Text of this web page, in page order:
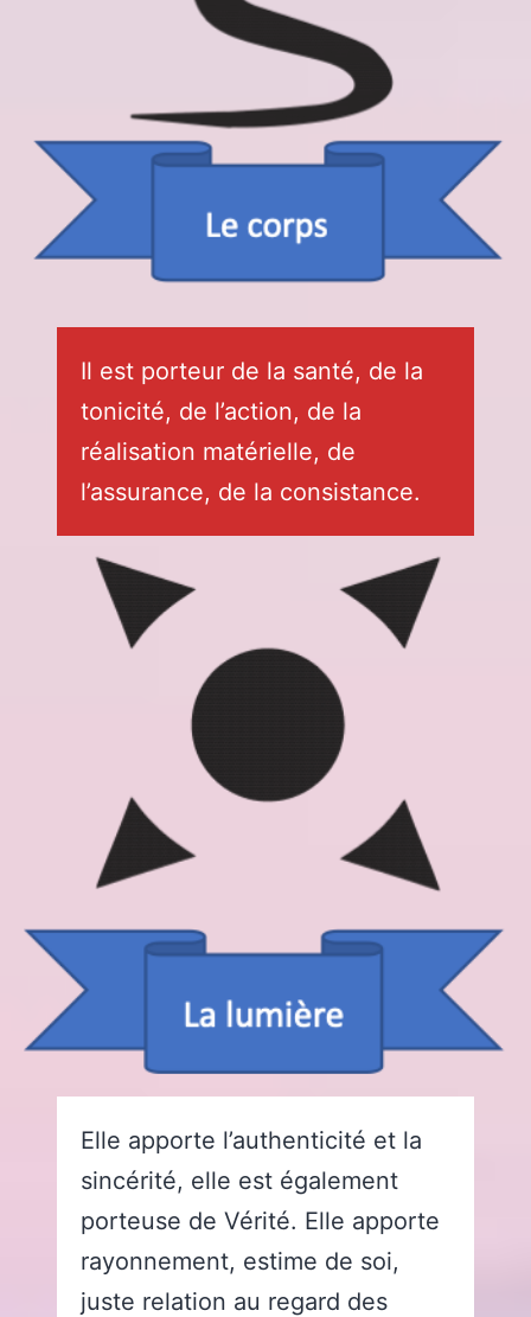
Il est porteur de la santé, de la
tonicité, de l’action, de la
réalisation matérielle, de
l’assurance, de la consistance.
Elle apporte l’authenticité et la
sincérité, elle est également
porteuse de Vérité. Elle apporte
rayonnement, estime de soi,
juste relation au regard des